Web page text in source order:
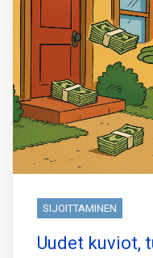
SIJOITTAMINEN
Uudet kuviot,